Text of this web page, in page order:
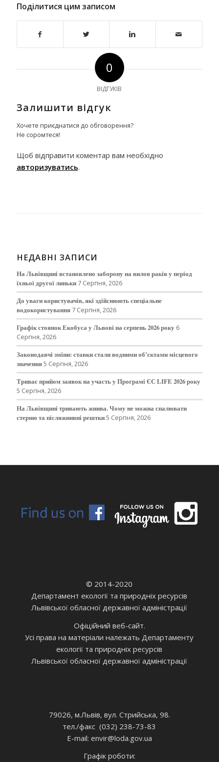
Поділитися цим записом
0
ВІДГУКІВ
Залишити відгук
Хочете приєднатися до обговорення?
Не соромтеся!
Щоб відправити коментар вам необхідно
авторизуватись.
НЕДАВНІ ЗАПИСИ
На Львівщині встановлено заборону на вилов раків у період
їхньої другої линьки 7 Серпня, 2026
До уваги користувачів, які здійснюють спеціальне
водокористування 7 Серпня, 2026
Графік стоянок Екобуса у Львові на серпень 2026 року 6
Серпня, 2026
Законодавчі зміни: ставки стали водними об’єктами місцевого
значення5 Серпня, 2026
Триває прийом заявок на участь у Програмі ЄС LIFE 2026 року
5 Серпня, 2026
На Львівщині тривають жнива. Чому не можна спалювати
стерню та післяжнивні рештки5 Серпня, 2026
© 2014-2020
Департамент екології та природніх ресурсів
Львівської обласної державної адміністрації
Офіційний веб-сайт.
Усі права на матеріали належать Департаменту
екології та природніх ресурсів
Львівської обласної державної адміністрації
79026, м.Львів, вул. Стрийська, 98.
тел./факс (032) 238-73-83
E-mail: envir@loda.gov.ua
Графік роботи: